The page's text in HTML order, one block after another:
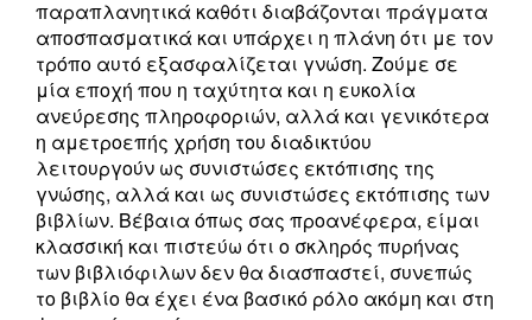
παραπλανητικά καθότι διαβάζονται πράγματα
αποσπασματικά και υπάρχει η πλάνη ότι με τον
τρόπο αυτό εξασφαλίζεται γνώση. Ζούμε σε
μία εποχή που η ταχύτητα και η ευκολία
ανεύρεσης πληροφοριών, αλλά και γενικότερα
η αμετροεπής χρήση του διαδικτύου
λειτουργούν ως συνιστώσες εκτόπισης της
γνώσης, αλλά και ως συνιστώσες εκτόπισης των
βιβλίων. Βέβαια όπως σας προανέφερα, είμαι
κλασσική και πιστεύω ότι ο σκληρός πυρήνας
των βιβλιόφιλων δεν θα διασπαστεί, συνεπώς
το βιβλίο θα έχει ένα βασικό ρόλο ακόμη και στη